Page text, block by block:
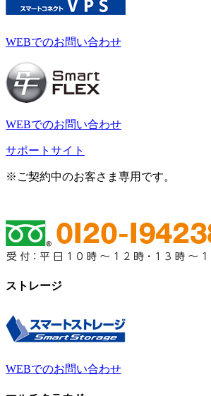
WEBでのお問い合わせ
WEBでのお問い合わせ
サポートサイト
※ご契約中のお客さま専用です。
ストレージ
WEBでのお問い合わせ